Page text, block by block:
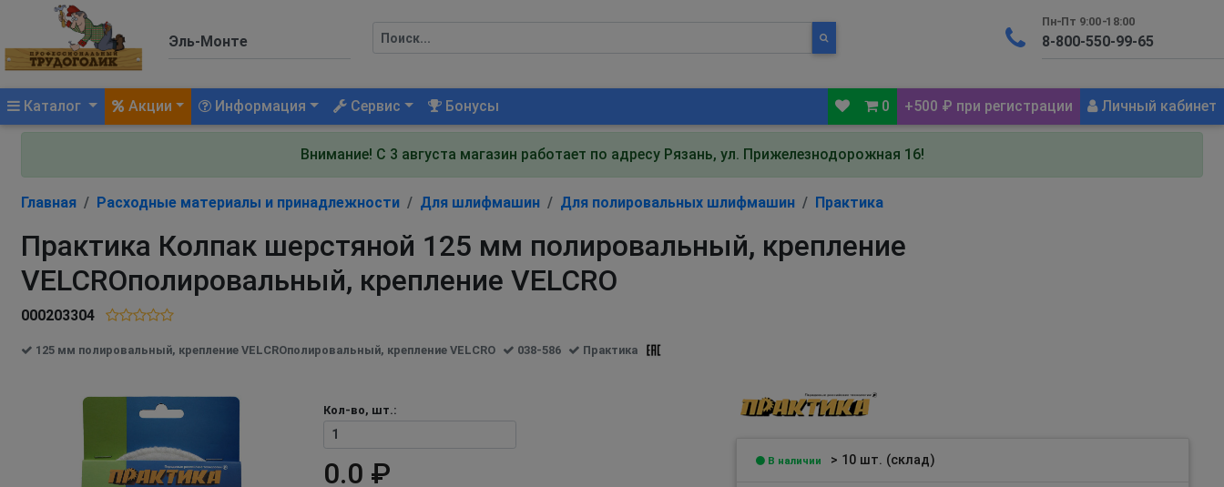
Пн-Пт 9:00-18:00
Каталог (current)Акции Информация Сервис Бонусы 0 +500 ₽ при регистрации Личный кабинет
Внимание! С 3 августа магазин работает по адресу Рязань, ул. Прижелезнодорожная 16!
Главная Расходные материалы и принадлежности Для шлифмашин Для полировальных шлифмашин Практика
Практика Колпак шерстяной 125 мм полировальный, крепление
VELCROполировальный, крепление VELCRO
000203304
125 мм полировальный, крепление VELCROполировальный, крепление VELCRO 038-586 Практика
Кол-во, шт.:
0.0 ₽ В наличии > 10 шт. (склад)